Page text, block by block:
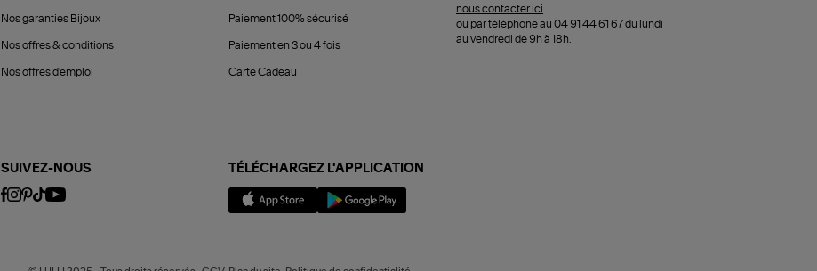
Nos garanties Bijoux
Nos offres & conditions
Nos offres d'emploi
Paiement 100% sécurisé
Paiement en 3 ou 4 fois
Carte Cadeau
nous contacter ici
ou par téléphone au 04 91 44 61 67 du lundi
au vendredi de 9h à 18h.
SUIVEZ-NOUS TÉLÉCHARGEZ L'APPLICATION